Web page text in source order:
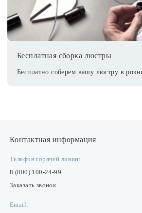
Бесплатная сборка люстры
Бесплатно соберем вашу люстру в
Контактная информация
Телефон горячей линии:
8 (800) 100-24-99
Заказать звонок
Email: